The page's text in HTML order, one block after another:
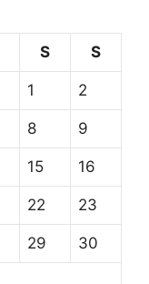
S S
1 2
8 9
15 16
22 23
29 30